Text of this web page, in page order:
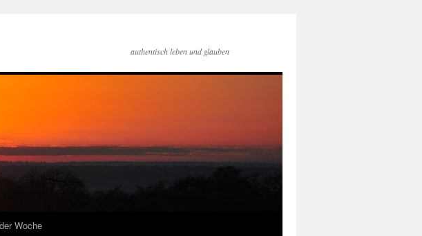
authentisch leben und glauben
Woche